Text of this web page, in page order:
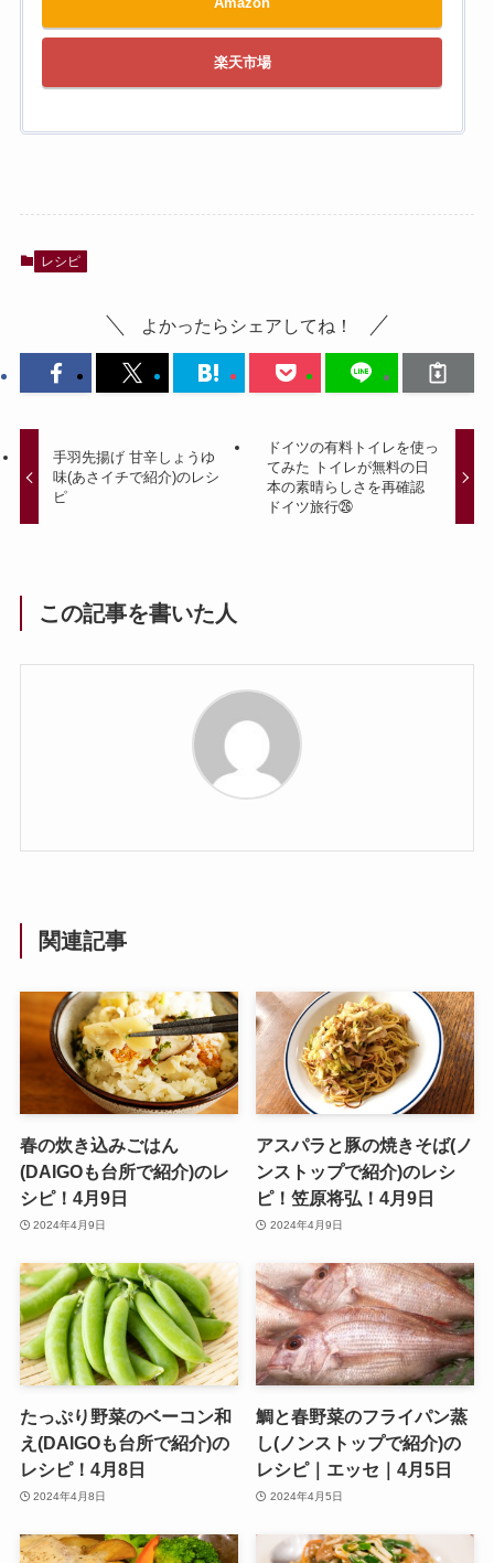
楽天市場
レシピ
よかったらシェアしてね！
手羽先揚げ 甘辛しょうゆ
味(あさイチで紹介)のレシ
ピ
ドイツの有料トイレを使っ
てみた トイレが無料の日
本の素晴らしさを再確認
ドイツ旅行㉖
この記事を書いた人
関連記事
春の炊き込みごはん
(DAIGOも台所で紹介)のレ
シピ！4月9日
2024年4月9日
アスパラと豚の焼きそば(ノ
ンストップで紹介)のレシ
ピ！笠原将弘！4月9日
2024年4月9日
たっぷり野菜のベーコン和
え(DAIGOも台所で紹介)の
レシピ！4月8日
2024年4月8日
鯛と春野菜のフライパン蒸
し(ノンストップで紹介)の
レシピ｜エッセ｜4月5日
2024年4月5日